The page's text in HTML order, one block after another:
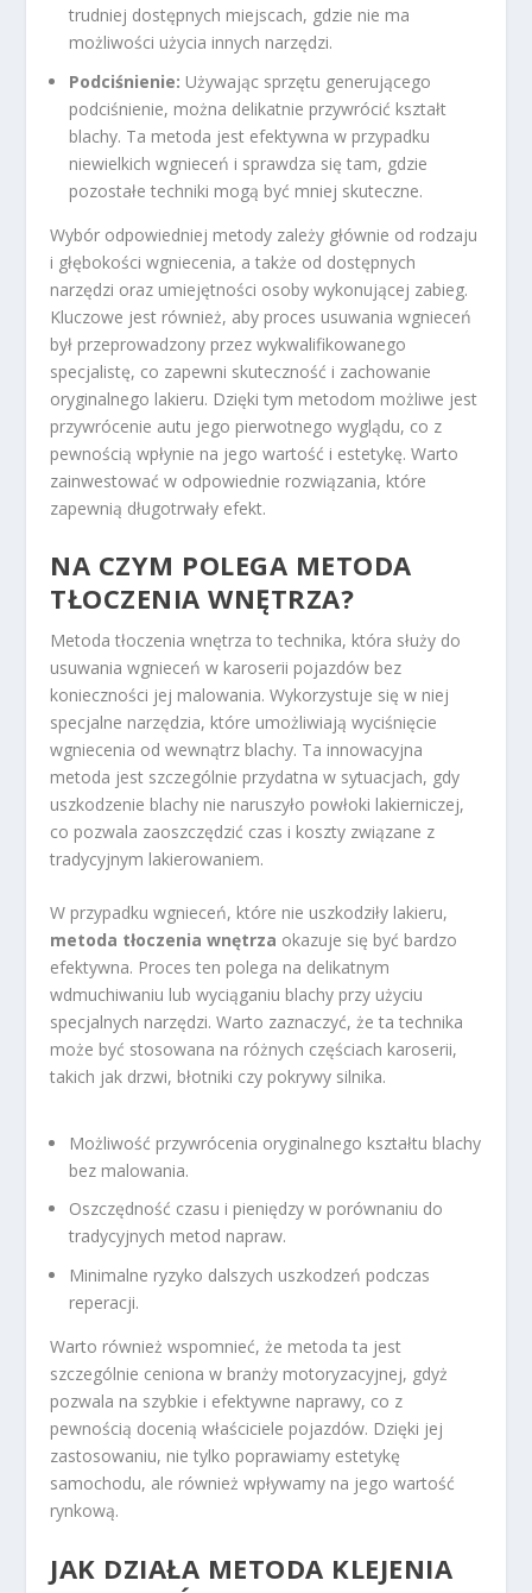
trudniej dostępnych miejscach, gdzie nie ma
możliwości użycia innych narzędzi.
Podciśnienie: Używając sprzętu generującego
podciśnienie, można delikatnie przywrócić kształt
blachy. Ta metoda jest efektywna w przypadku
niewielkich wgnieceń i sprawdza się tam, gdzie
pozostałe techniki mogą być mniej skuteczne.
Wybór odpowiedniej metody zależy głównie od rodzaju
i głębokości wgniecenia, a także od dostępnych
narzędzi oraz umiejętności osoby wykonującej zabieg.
Kluczowe jest również, aby proces usuwania wgnieceń
był przeprowadzony przez wykwalifikowanego
specjalistę, co zapewni skuteczność i zachowanie
oryginalnego lakieru. Dzięki tym metodom możliwe jest
przywrócenie autu jego pierwotnego wyglądu, co z
pewnością wpłynie na jego wartość i estetykę. Warto
zainwestować w odpowiednie rozwiązania, które
zapewnią długotrwały efekt.
NA CZYM POLEGA METODA
TŁOCZENIA WNĘTRZA?
Metoda tłoczenia wnętrza to technika, która służy do
usuwania wgnieceń w karoserii pojazdów bez
konieczności jej malowania. Wykorzystuje się w niej
specjalne narzędzia, które umożliwiają wyciśnięcie
wgniecenia od wewnątrz blachy. Ta innowacyjna
metoda jest szczególnie przydatna w sytuacjach, gdy
uszkodzenie blachy nie naruszyło powłoki lakierniczej,
co pozwala zaoszczędzić czas i koszty związane z
tradycyjnym lakierowaniem.
W przypadku wgnieceń, które nie uszkodziły lakieru,
metoda tłoczenia wnętrza okazuje się być bardzo
efektywna. Proces ten polega na delikatnym
wdmuchiwaniu lub wyciąganiu blachy przy użyciu
specjalnych narzędzi. Warto zaznaczyć, że ta technika
może być stosowana na różnych częściach karoserii,
takich jak drzwi, błotniki czy pokrywy silnika.
Możliwość przywrócenia oryginalnego kształtu blachy
bez malowania.
Oszczędność czasu i pieniędzy w porównaniu do
tradycyjnych metod napraw.
Minimalne ryzyko dalszych uszkodzeń podczas
reperacji.
Warto również wspomnieć, że metoda ta jest
szczególnie ceniona w branży motoryzacyjnej, gdyż
pozwala na szybkie i efektywne naprawy, co z
pewnością docenią właściciele pojazdów. Dzięki jej
zastosowaniu, nie tylko poprawiamy estetykę
samochodu, ale również wpływamy na jego wartość
rynkową.
JAK DZIAŁA METODA KLEJENIA